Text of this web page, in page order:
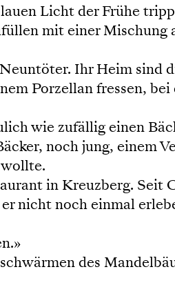
Licht der Frühe
mit einer
Ihr Heim
Porzellan fressen,
wie zufällig einen
noch jung, einem
in Kreuzberg. Seit
nicht noch einmal
des